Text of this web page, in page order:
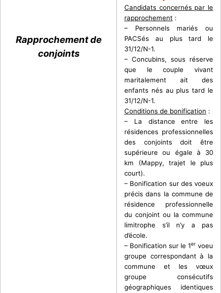
Rapprochement de
conjoints
Candidats concernés par le
rapprochement :
– Personnels mariés ou
PACSés au plus tard le
31/12/N-1.
– Concubins, sous réserve
que le couple vivant
maritalement ait des
enfants nés au plus tard le
31/12/N-1.
Conditions de bonification :
– La distance entre les
résidences professionnelles
des conjoints doit être
supérieure ou égale à 30
km (Mappy, trajet le plus
court).
– Bonification sur des voeux
précis dans la commune de
résidence professionnelle
du conjoint ou la commune
limitrophe s’il n’y a pas
d’école.
– Bonification sur le 1er voeu
groupe correspondant à la
commune et les vœux
groupe consécutifs
géographiques identiques